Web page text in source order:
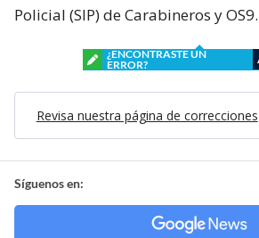
Policial (SIP) de Carabineros y OS9.
¿ENCONTRASTE UN
ERROR?
Revisa nuestra página de correcciones
Síguenos en: